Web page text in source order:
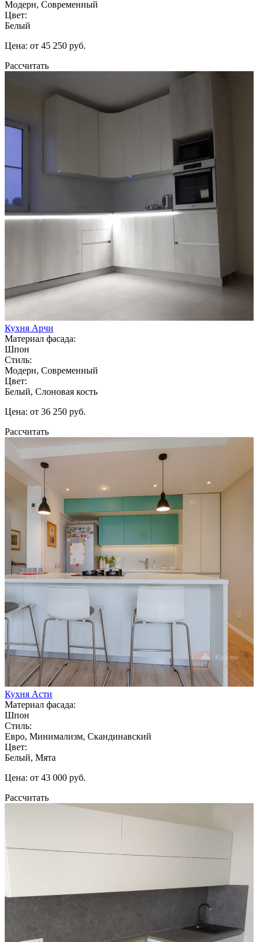
Модерн, Современный
Цвет:
Белый
Цена: от 45 250 руб.
Рассчитать
Кухня Арчи
Материал фасада:
Шпон
Стиль:
Модерн, Современный
Цвет:
Белый, Слоновая кость
Цена: от 36 250 руб.
Рассчитать
Кухня Асти
Материал фасада:
Шпон
Стиль:
Евро, Минимализм, Скандинавский
Цвет:
Белый, Мята
Цена: от 43 000 руб.
Рассчитать